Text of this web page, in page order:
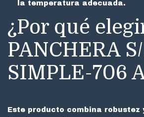
la temperatura adecuada.
¿Por qué
PANCHERA
SIMPLE-706
Este producto combina